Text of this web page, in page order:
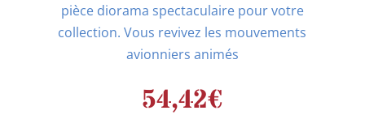
pièce diorama spectaculaire pour votre
collection. Vous revivez les mouvements
avionniers animés
54,42€